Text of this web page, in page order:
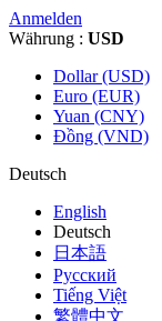
Anmelden
Währung : USD
Dollar (USD)
Euro (EUR)
Yuan (CNY)
Đồng (VND)
Deutsch
English
Deutsch
日本語
Русский
Tiếng Việt
繁體中文